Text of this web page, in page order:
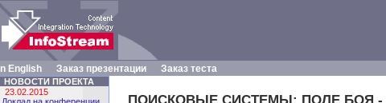
In English Заказ презентации Заказ теста
НОВОСТИ ПРОЕКТА
23.02.2015
ПОИСКОВЫЕ СИСТЕМЫ: ПОЛЕ БОЯ -